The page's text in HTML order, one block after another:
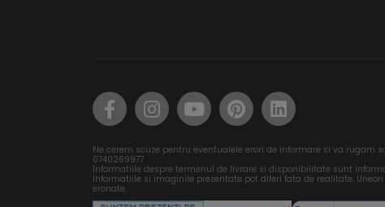
Ne cerem scuze pentru eventualele erori de informare si va rugam
0740269977
Informatiile despre termenul de livrare si disponibilitate sunt
Informatiile si imaginile prezentate pot diferi fata de realitate.
eronate.